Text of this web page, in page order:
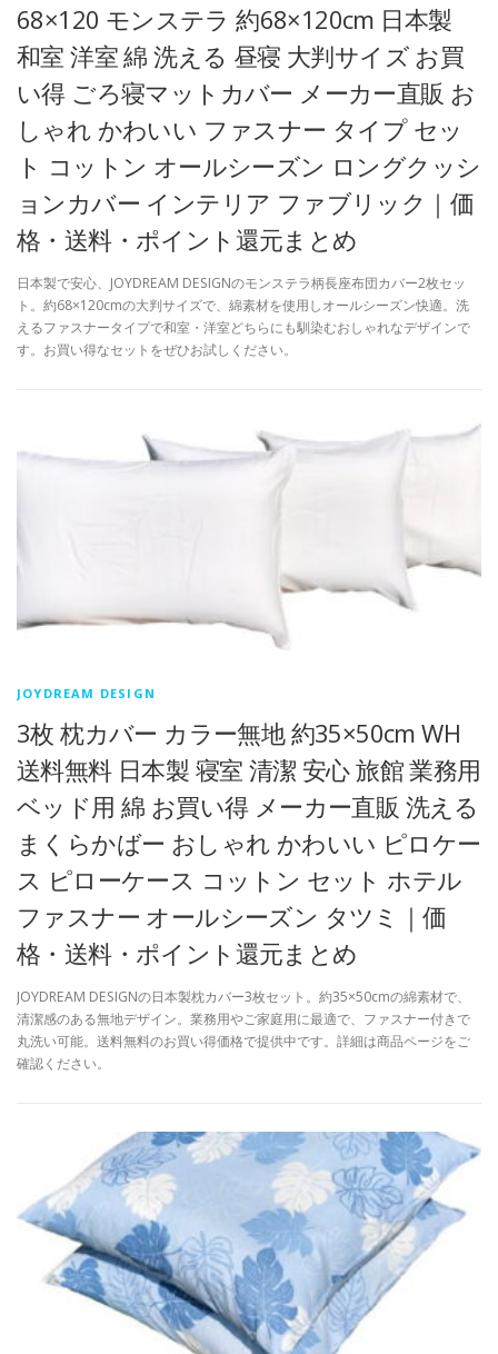
68×120 モンステラ 約68×120cm 日本製
和室 洋室 綿 洗える 昼寝 大判サイズ お買
い得 ごろ寝マットカバー メーカー直販 お
しゃれ かわいい ファスナー タイプ セッ
ト コットン オールシーズン ロングクッシ
ョンカバー インテリア ファブリック｜価
格・送料・ポイント還元まとめ
日本製で安心、JOYDREAM DESIGNのモンステラ柄長座布団カバー2枚セッ
ト。約68×120cmの大判サイズで、綿素材を使用しオールシーズン快適。洗
えるファスナータイプで和室・洋室どちらにも馴染むおしゃれなデザインで
す。お買い得なセットをぜひお試しください。
JOYDREAM DESIGN
3枚 枕カバー カラー無地 約35×50cm WH
送料無料 日本製 寝室 清潔 安心 旅館 業務用
ベッド用 綿 お買い得 メーカー直販 洗える
まくらかばー おしゃれ かわいい ピロケー
ス ピローケース コットン セット ホテル
ファスナー オールシーズン タツミ｜価
格・送料・ポイント還元まとめ
JOYDREAM DESIGNの日本製枕カバー3枚セット。約35×50cmの綿素材で、
清潔感のある無地デザイン。業務用やご家庭用に最適で、ファスナー付きで
丸洗い可能。送料無料のお買い得価格で提供中です。詳細は商品ページをご
確認ください。